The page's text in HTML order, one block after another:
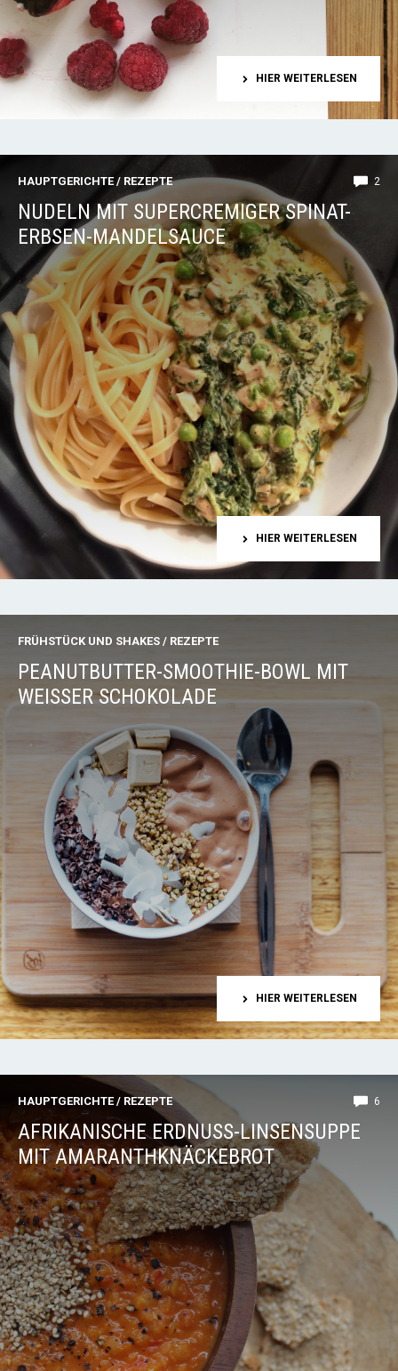
HIER WEITERLESEN
HAUPTGERICHTE/ REZEPTE 2
NUDELN MIT SUPERCREMIGER SPINAT-
ERBSEN-MANDELSAUCE
HIER WEITERLESEN
FRÜHSTÜCK UND SHAKES / REZEPTE
PEANUTBUTTER-SMOOTHIE-BOWL MIT
WEISSER SCHOKOLADE
HIER WEITERLESEN
HAUPTGERICHTE/ REZEPTE 6
AFRIKANISCHE ERDNUSS-LINSENSUPPE
MIT AMARANTHKNÄCKEBROT